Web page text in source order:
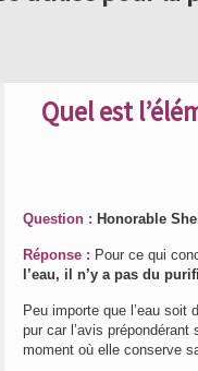
Quel est
Question : Honorable
Réponse : Pour ce qui
l’eau, il n’y a pas du
Peu importe que l’eau soit
pur car l’avis
moment où elle conserve